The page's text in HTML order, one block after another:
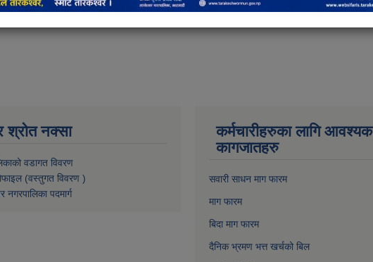
श्रोत नक्सा
वडागत विवरण
(वस्तुगत विवरण )
नगरपालिका पदमार्ग
कर्मचारीहरुका लागि आवश्यक
कागजातहरु
सवारी साधन माग फारम
माग फारम
बिदा माग फारम
दैनिक भ्रमण भत्त खर्चको बिल